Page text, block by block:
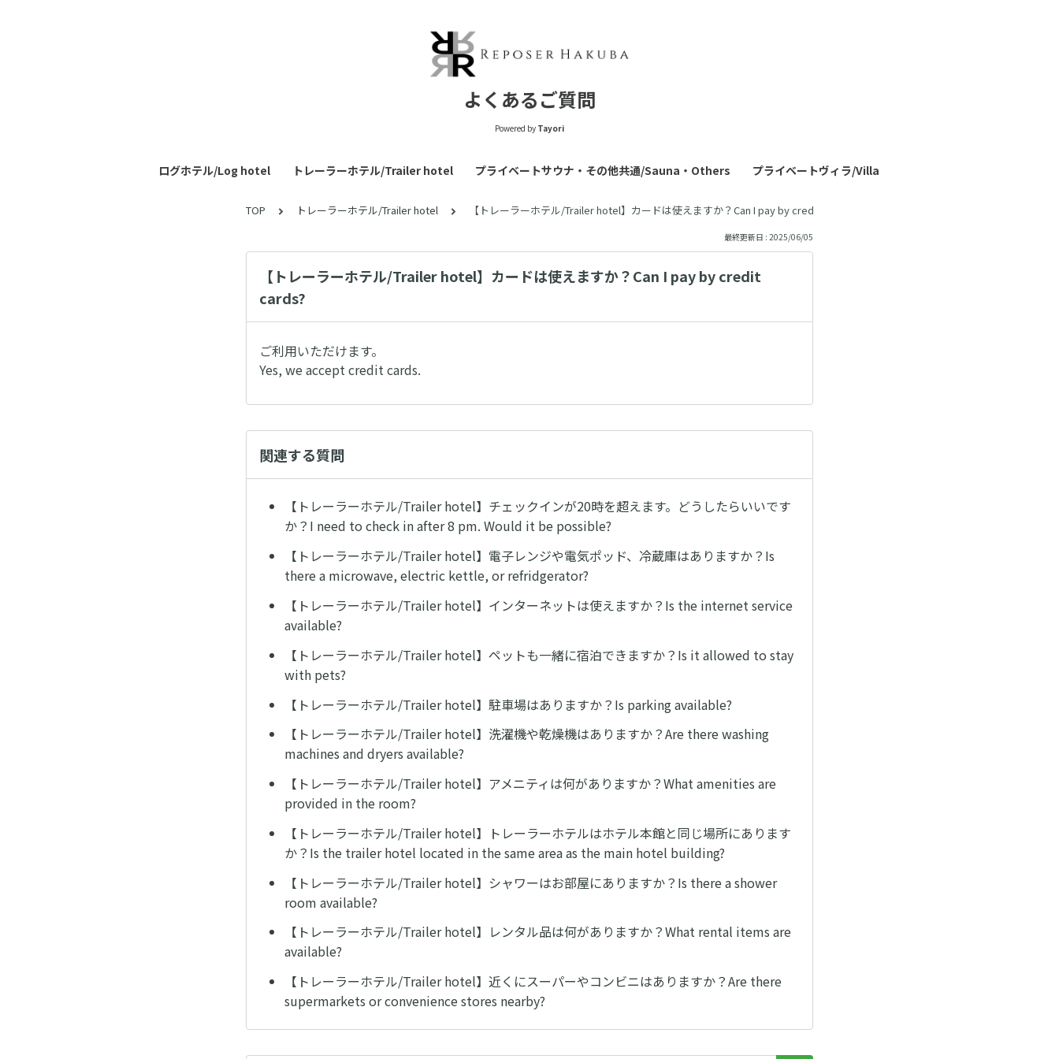
よくあるご質問
Powered by Tayori
ログホテル/Log hotel トレーラーホテル/Trailer hotel プライベートサウナ・その他共通/Sauna・Others プライベートヴィラ/Villa
TOP トレーラーホテル/Trailer hotel 【トレーラーホテル/Trailer hotel】カードは使えますか？Can I pay by credit cards?
最終更新日 : 2025/06/05
【トレーラーホテル/Trailer hotel】カードは使えますか？Can I pay by credit
cards?
ご利用いただけます。
Yes, we accept credit cards.
関連する質問
【トレーラーホテル/Trailer hotel】チェックインが20時を超えます。どうしたらいいです
か？I need to check in after 8 pm. Would it be possible?
【トレーラーホテル/Trailer hotel】電子レンジや電気ポッド、冷蔵庫はありますか？Is
there a microwave, electric kettle, or refridgerator?
【トレーラーホテル/Trailer hotel】インターネットは使えますか？Is the internet service
available?
【トレーラーホテル/Trailer hotel】ペットも一緒に宿泊できますか？Is it allowed to stay
with pets?
【トレーラーホテル/Trailer hotel】駐車場はありますか？Is parking available?
【トレーラーホテル/Trailer hotel】洗濯機や乾燥機はありますか？Are there washing
machines and dryers available?
【トレーラーホテル/Trailer hotel】アメニティは何がありますか？What amenities are
provided in the room?
【トレーラーホテル/Trailer hotel】トレーラーホテルはホテル本館と同じ場所にあります
か？Is the trailer hotel located in the same area as the main hotel building?
【トレーラーホテル/Trailer hotel】シャワーはお部屋にありますか？Is there a shower
room available?
【トレーラーホテル/Trailer hotel】レンタル品は何がありますか？What rental items are
available?
【トレーラーホテル/Trailer hotel】近くにスーパーやコンビニはありますか？Are there
supermarkets or convenience stores nearby?